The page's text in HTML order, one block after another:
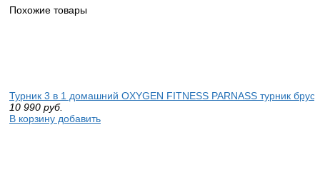
Похожие товары
Турник 3 в 1 домашний OXYGEN FITNESS PARNASS турник
10 990 руб.
В корзину добавить